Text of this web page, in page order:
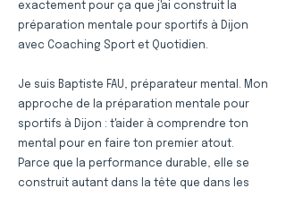
exactement pour ça que j'ai construit la
préparation mentale pour sportifs à Dijon
avec Coaching Sport et Quotidien.
Je suis Baptiste FAU, préparateur mental. Mon
approche de la préparation mentale pour
sportifs à Dijon : t'aider à comprendre ton
mental pour en faire ton premier atout.
Parce que la performance durable, elle se
construit autant dans la tête que dans les